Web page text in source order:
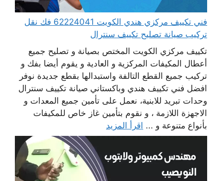
فني تكييف مركزي هندي الكويت 62224041 فك نقل
تركيب صيانة تصليح تكييف سنترال
تكييف مركزي الكويت المختص بصيانة و تصليح جميع
أعطال المكيفات المركزية و العادية و يقوم أيضا بفك و
تركيب جميع القطع التالفة واستبدالها بقطع جديدة نوفر
افضل فني تكييف هندي وباكستاني صيانة تكييف سنترال
وحدات تبريد للابنية، نعمل على تأمين جميع المعدات و
الاجهزة اللازمة ، و نقوم بتأمين غاز خاص للمكيفات
بأنواع متنوعة و ... اقرأ المزيد